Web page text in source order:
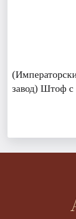
завод) Штоф с